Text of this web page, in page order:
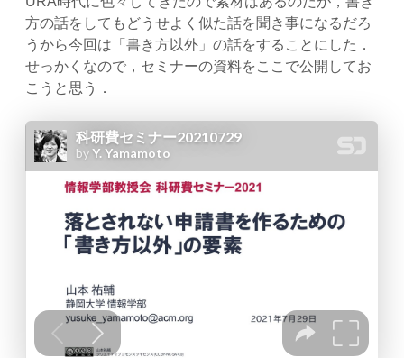
方の話をしてもどうせよく似た話を聞き事になるだろ
うから今回は「書き方以外」の話をすることにした．
せっかくなので，セミナーの資料をここで公開してお
こうと思う．